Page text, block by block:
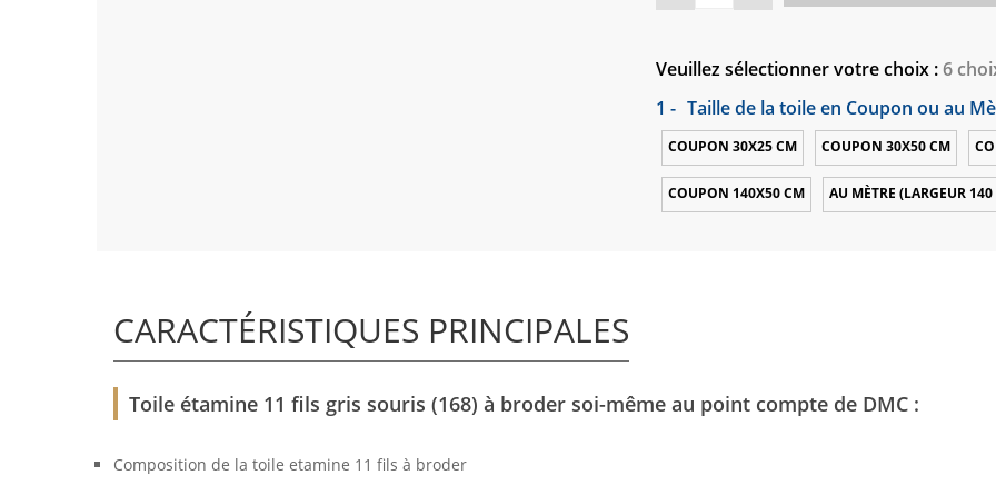
Veuillez sélectionner votre choix :6
1 - Taille de la toile en Coupon ou au
COUPON 30X25 CM COUPON 30X50 CM
COUPON 140X50 CM AU MÈTRE (LARGEUR
CARACTÉRISTIQUES PRINCIPALES
Toile étamine 11 fils gris souris (168) à broder soi-même au point compte de DMC :
Composition de la toile etamine 11 fils à broder